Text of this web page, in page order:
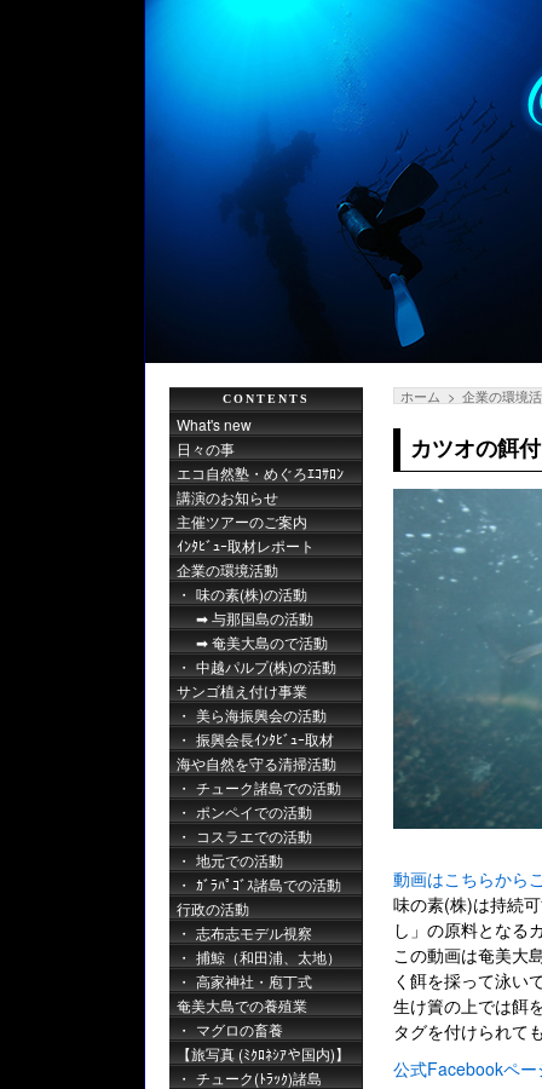
ホーム 企業の環境
カツオの餌
動画はこちらから
味の素(株)は持続
し」の原料となる
この動画は奄美大
く餌を採って泳い
生け簀の上では餌
タグを付けられて
公式Facebookペー
CONTENTS
What's new
日々の事
エコ自然塾・めぐろｴｺｻﾛﾝ
講演のお知らせ
主催ツアーのご案内
ｲﾝﾀﾋﾞｭｰ取材レポート
企業の環境活動
味の素(株)の活動
与那国島の活動
奄美大島ので活動
中越パルプ(株)の活動
サンゴ植え付け事業
美ら海振興会の活動
振興会長ｲﾝﾀﾋﾞｭｰ取材
海や自然を守る清掃活動
チューク諸島での活動
ポンペイでの活動
コスラエでの活動
地元での活動
ｶﾞﾗﾊﾟｺﾞｽ諸島での活動
行政の活動
志布志モデル視察
捕鯨（和田浦、太地）
高家神社・庖丁式
奄美大島での養殖業
マグロの畜養
【旅写真 (ﾐｸﾛﾈｼｱや国内)】
チューク(ﾄﾗｯｸ)諸島